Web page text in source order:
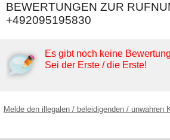
BEWERTUNGEN ZUR
+492095195830
Es gibt noch keine
Sei der Erste / die Erste!
Melde den illegalen / beleidigenden / unwahren